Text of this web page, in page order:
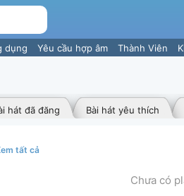
dụng Yêu cầu hợp âm Thành Viên
Bài hát yêu thích
hát đã đăng
tất cả
Chưa có